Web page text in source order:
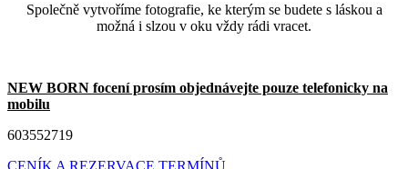
Společně vytvoříme fotografie, ke kterým se budete s láskou a
možná i slzou v oku vždy rádi vracet.
NEW BORN focení prosím objednávejte pouze telefonicky na
mobilu
603552719
CENÍK A REZERVACE TERMÍNŮ